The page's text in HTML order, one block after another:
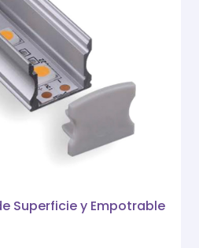
Superficie y Empotrable